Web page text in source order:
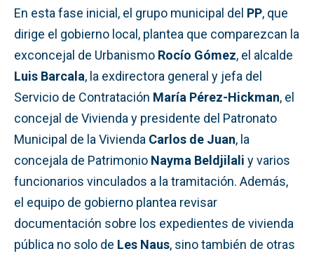
En esta fase inicial, el grupo municipal del PP, que
dirige el gobierno local, plantea que comparezcan la
exconcejal de Urbanismo Rocío Gómez, el alcalde
Luis Barcala, la exdirectora general y jefa del
Servicio de Contratación María Pérez-Hickman, el
concejal de Vivienda y presidente del Patronato
Municipal de la Vivienda Carlos de Juan, la
concejala de Patrimonio Nayma Beldjilali y varios
funcionarios vinculados a la tramitación. Además,
el equipo de gobierno plantea revisar
documentación sobre los expedientes de vivienda
pública no solo de Les Naus, sino también de otras